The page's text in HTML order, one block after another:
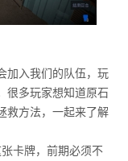
加入我们的队伍，玩
很多玩家想知道原石
救方法，一起来了解
卡牌，前期必须不